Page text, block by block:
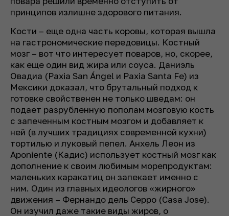
принципов излишне здорового питания.
Кости – еще одна часть коровы, которая вышла
на гастрономические передовицы. Костный
мозг – вот что интересует поваров, но, скорее,
как еще один вид жира или соуса. Даниэль
Овадиа (Paxia San Ángel и Paxia Santa Fe) из
Мексики доказал, что брутальный подход к
готовке свойственен не только шведам: он
подает разрубленную пополам мозговую кость
с запеченным костным мозгом и добавляет к
ней (в лучших традициях современной кухни)
тортилью и луковый пепел. Анхель Леон из
Aponiente (Кадис) использует костный мозг как
дополнение к своим любимым морепродуктам:
маленьких каракатиц он запекает именно с
ним. Один из главных идеологов «жирного»
движения – Фернандо дель Серро (Casa Jose).
Он изучил даже такие виды жиров, о